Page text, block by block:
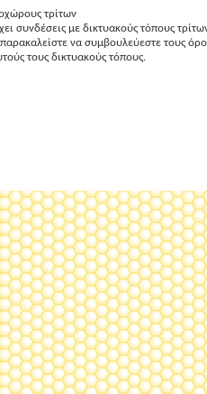
τρίτων
συνδέσεις με δικτυακούς τόπους
να συμβουλεύεστε τους
τους δικτυακούς τόπους.